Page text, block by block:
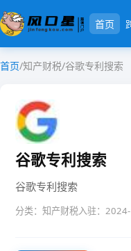
首页
首页/知产财税/谷歌专利搜索
谷歌专利搜索
谷歌专利搜索
分类：知产财税入驻：